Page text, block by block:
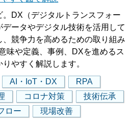
DX（デジタルトランスフォー
データやデジタル技術を活用して
、競争力を高めるための取り組み
味や定義、事例、DXを進めるス
やすく解説します。
AI・IoT・DX
RPA
コロナ対策
技術伝承
ロー
現場改善